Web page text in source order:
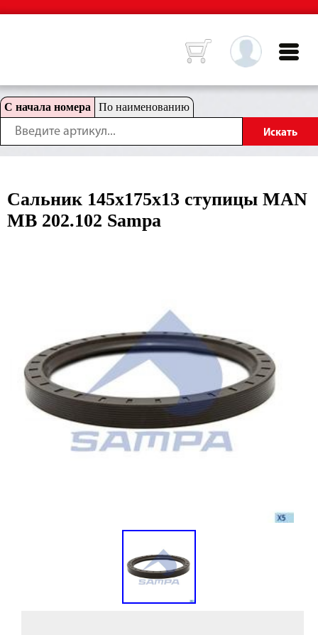
С начала номера По наименованию
Сальник 145x175x13 ступицы MAN
MB 202.102 Sampa